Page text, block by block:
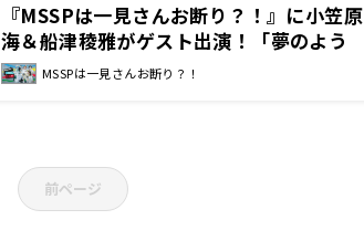
『MSSPは一見さんお断り？！』に小笠原
海＆船津稜雅がゲスト出演！「夢のよう
な時間でした！」
MSSPは一見さんお断り？！
前ページ